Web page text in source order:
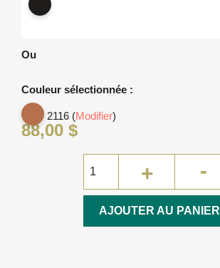
PP20
Noir
Ou
Couleur sélectionnée :
2116 (Modifier)
88,00 $
AJOUTER AU PANIER